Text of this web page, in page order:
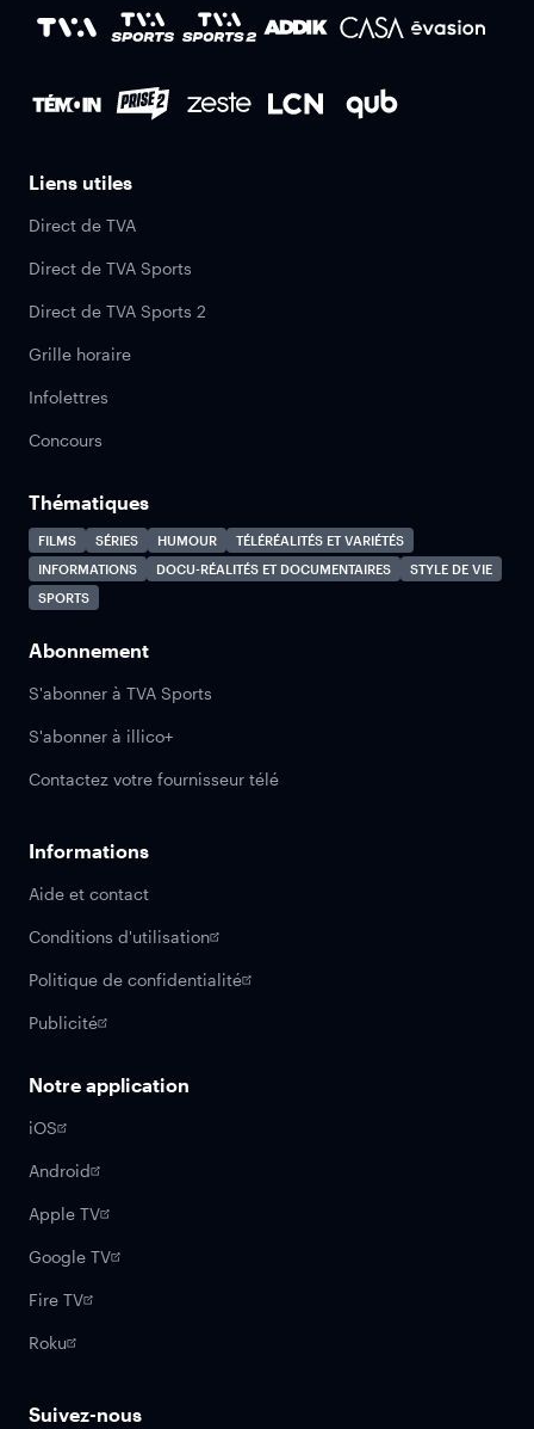
Liens utiles
Direct de TVA
Direct de TVA Sports
Direct de TVA Sports 2
Grille horaire
Infolettres
Concours
Thématiques
FILMS SÉRIES HUMOUR
TÉLÉRÉALITÉS ET VARIÉTÉS
INFORMATIONS
DOCU-RÉALITÉS ET DOCUMENTAIRES
STYLE DE VIE
SPORTS
Abonnement
S'abonner à TVA Sports
S'abonner à illico+
Contactez votre fournisseur télé
Informations
Aide et contact
Conditions d'utilisation
Politique de confidentialité
Publicité
Notre application
iOS
Android
Apple TV
Google TV
Fire TV
Roku
Suivez-nous